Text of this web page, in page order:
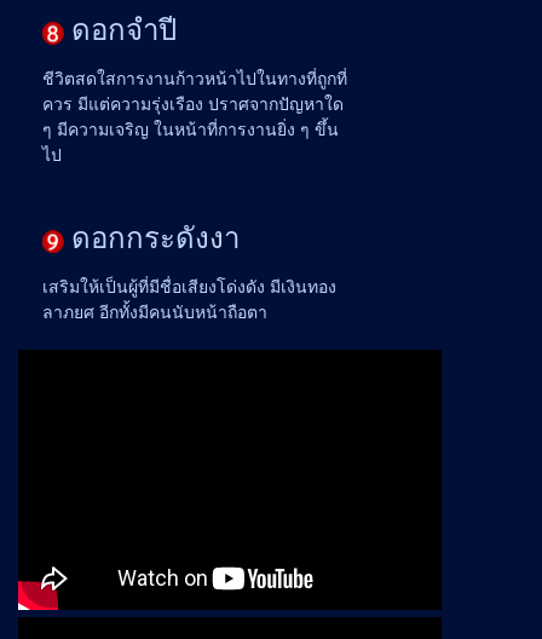
ดอกจำปี
ชีวิตสดใสการงานก้าวหน้าไปในทางที่ถูกที่
ควร มีแต่ความรุ่งเรือง ปราศจากปัญหาใด
ๆ มีความเจริญ ในหน้าที่การงานยิ่ง ๆ ขึ้น
ไป
ดอกกระดังงา
เสริมให้เป็นผู้ที่มีชื่อเสียงโด่งดัง มีเงินทอง
ลาภยศ อีกทั้งมีคนนับหน้าถือตา